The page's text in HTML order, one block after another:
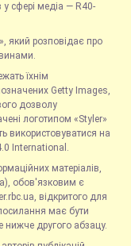
у сфері медіа — R40-
який розповідає про
їхнім
Getty Images,
дозволу
логотипом «Styler»
використовуватися на
International.
матеріалів,
обов'язковим є
відкритого для
має бути
нижче другого абзацу.